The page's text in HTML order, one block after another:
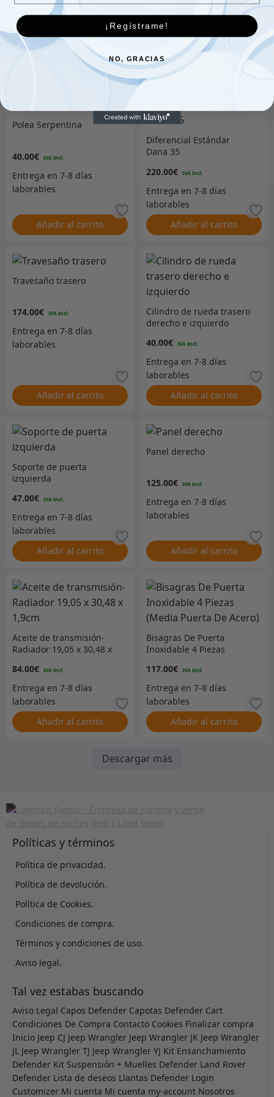
4.00€
Añadir al carrito Añadir al carrito
Polea Serpentina
40.00€
Añadir al carrito
Diferencial Estándar
Dana 35
220.00€
Añadir al carrito
Travesaño trasero
174.00€
Añadir al carrito
Cilindro de rueda trasero
derecho e izquierdo
40.00€
Añadir al carrito
Soporte de puerta
izquierda
47.00€
Añadir al carrito
Panel derecho
125.00€
Añadir al carrito
Aceite de transmisión-
Radiador 19,05 x 30,48 x
84.00€
Añadir al carrito
Bisagras De Puerta
Inoxidable 4 Piezas
117.00€
Añadir al carrito
Descargar más
Políticas y términos
Política de privacidad.
Política de devolución.
Política de Cookies.
Condiciones de compra.
Términos y condiciones de uso.
Aviso legal.
Tal vez estabas buscando
Aviso Legal Capos Defender Capotas Defender Cart
Condiciones De Compra Contacto Cookies Finalizar compra
Inicio Jeep CJ Jeep Wrangler Jeep Wrangler JK Jeep Wrangler
JL Jeep Wrangler TJ Jeep Wrangler YJ Kit Ensanchamiento
Defender Kit Suspensión + Muelles Defender Land Rover
Defender Lista de deseos Llantas Defender Login
Customizer Mi cuenta Mi cuenta my-account Nosotros
¡Regístrame!
NO, GRACIAS